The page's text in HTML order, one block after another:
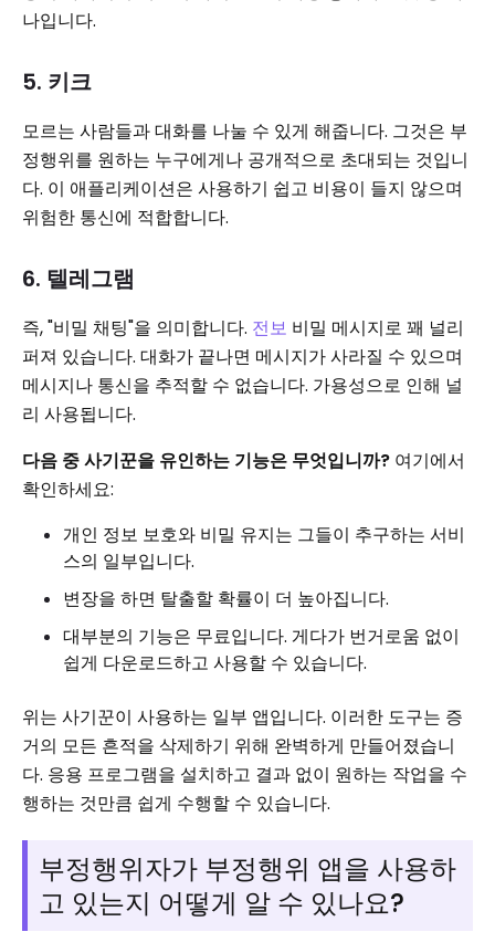
나입니다.
5. 키크
모르는 사람들과 대화를 나눌 수 있게 해줍니다. 그것은 부
정행위를 원하는 누구에게나 공개적으로 초대되는 것입니
다. 이 애플리케이션은 사용하기 쉽고 비용이 들지 않으며
위험한 통신에 적합합니다.
6. 텔레그램
즉, "비밀 채팅"을 의미합니다. 전보 비밀 메시지로 꽤 널리
퍼져 있습니다. 대화가 끝나면 메시지가 사라질 수 있으며
메시지나 통신을 추적할 수 없습니다. 가용성으로 인해 널
리 사용됩니다.
다음 중 사기꾼을 유인하는 기능은 무엇입니까? 여기에서
확인하세요:
개인 정보 보호와 비밀 유지는 그들이 추구하는 서비
스의 일부입니다.
변장을 하면 탈출할 확률이 더 높아집니다.
대부분의 기능은 무료입니다. 게다가 번거로움 없이
쉽게 다운로드하고 사용할 수 있습니다.
위는 사기꾼이 사용하는 일부 앱입니다. 이러한 도구는 증
거의 모든 흔적을 삭제하기 위해 완벽하게 만들어졌습니
다. 응용 프로그램을 설치하고 결과 없이 원하는 작업을 수
행하는 것만큼 쉽게 수행할 수 있습니다.
부정행위자가 부정행위 앱을 사용하
고 있는지 어떻게 알 수 있나요?